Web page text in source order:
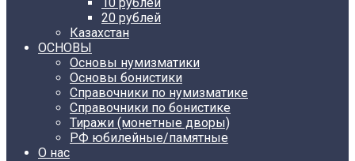
20 рублей
Казахстан
ОСНОВЫ
Основы нумизматики
Основы бонистики
Справочники по нумизматике
Справочники по бонистике
Тиражи (монетные дворы)
РФ юбилейные/памятные
О нас